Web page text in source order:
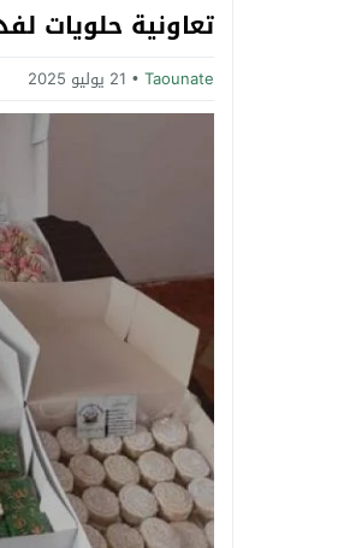
Next
تعاونية حلويات
Taounate 21 يوليو 2025